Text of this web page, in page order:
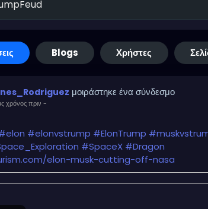
Blogs Χρήστες
μοιράστηκε ένα σύνδεσμο
χρόνος πριν -
#elonvstrump #ElonTrump
#SpaceX #Dragon
elon-musk-cutting-off-nasa